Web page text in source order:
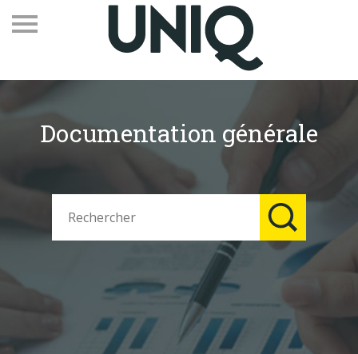
Recevez notre newsletter
Vos contacts
Espace adhérents
EN
Qui sommes-nous
Documentation générale